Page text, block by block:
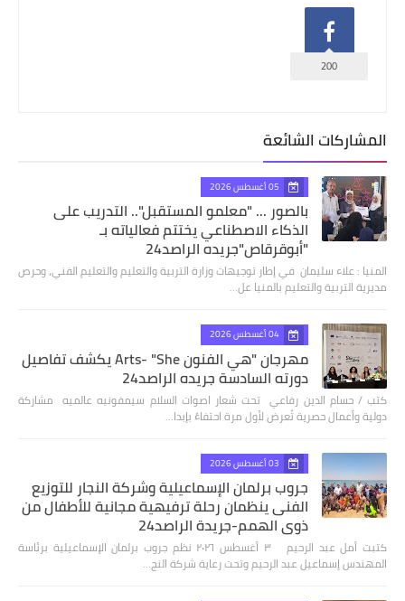
200
المشاركات الشائعة
05 أغسطس 2026
بالصور ... "معلمو المستقبل".. التدريب على
الذكاء الاصطناعي يختتم فعالياته بـ
"أبوقرقاص"جريده الراصد24
المنيا : علاء سليمان في إطار توجيهات وزارة التربية والتعليم والتعليم الفني، وحرص
مديرية التربية والتعليم بالمنيا عل…
04 أغسطس 2026
مهرجان "هي الفنون Arts- "She يكشف تفاصيل
دورته السادسة جريده الراصد24
كتب / حسام الدين رفاعي تحت شعار اصوات السلام سيمفونيه عالميه مشاركة
دولية وأعمال حصرية تُعرض لأول مرة احتفاءً بإبدا…
03 أغسطس 2026
جروب برلمان الإسماعيلية وشركة النجار للتوزيع
الفنى ينظمان رحلة ترفيهية مجانية للأطفال من
ذوي الهمم-جريدة الراصد24
كتبت أمل عبد الرحيم ٣ أغسطس ٢٠٢٦ نظم جروب برلمان الإسماعيلية برئاسة
المهندس إسماعيل عبد الرحيم وتحت رعاية شركة النج…